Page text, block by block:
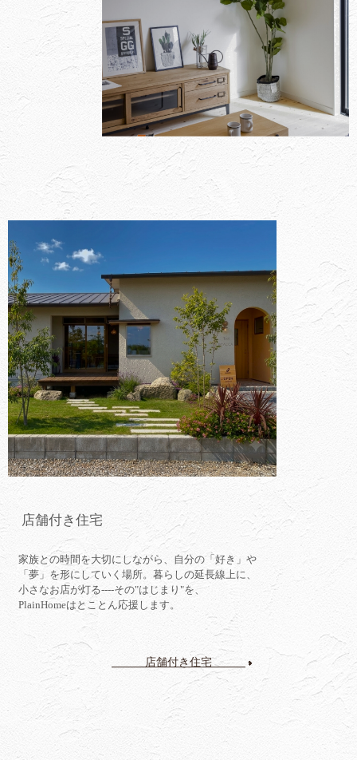
店舗付き住宅
家族との時間を大切にしながら、自分の「好き」や
「夢」を形にしていく場所。暮らしの延長線上に、
小さなお店が灯る----その"はじまり"を、
PlainHomeはとことん応援します。
店舗付き住宅